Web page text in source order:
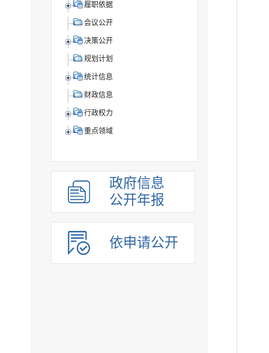
履职依据
会议公开
决策公开
规划计划
统计信息
财政信息
行政权力
重点领域
政府信息
公开年报
依申请公开